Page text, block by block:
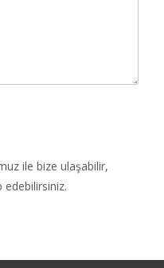
ile bize ulaşabilir,